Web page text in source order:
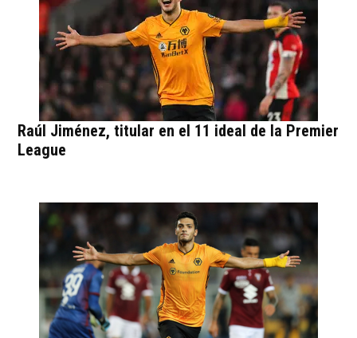
Raúl Jiménez, titular en el 11 ideal de la Premier
League